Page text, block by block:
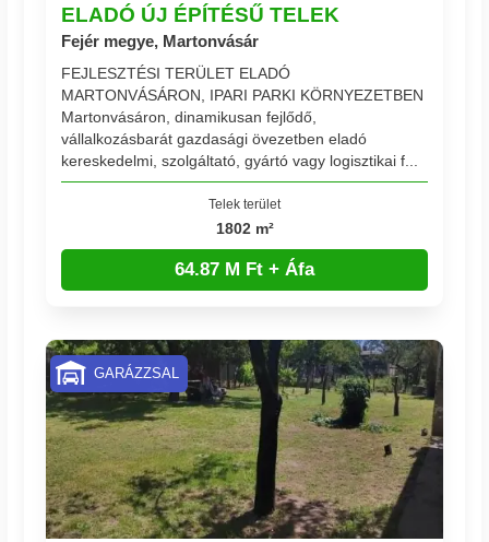
ELADÓ ÚJ ÉPÍTÉSŰ TELEK
Fejér megye, Martonvásár
FEJLESZTÉSI TERÜLET ELADÓ
MARTONVÁSÁRON, IPARI PARKI KÖRNYEZETBEN
Martonvásáron, dinamikusan fejlődő,
vállalkozásbarát gazdasági övezetben eladó
kereskedelmi, szolgáltató, gyártó vagy logisztikai f...
Telek terület
1802 m²
64.87 M Ft + Áfa
GARÁZZSAL